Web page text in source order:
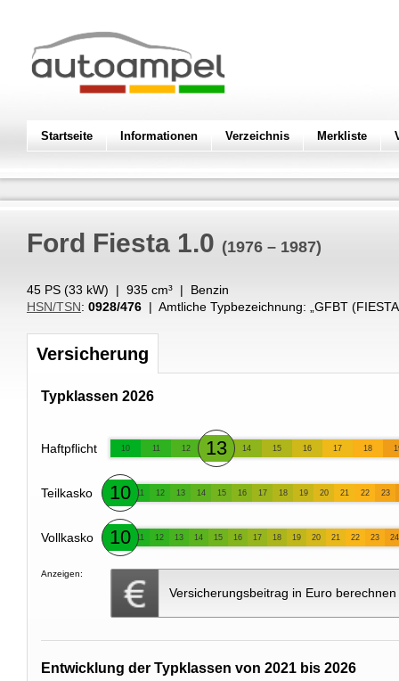
Startseite Informationen Verzeichnis Merkliste
Ford Fiesta 1.0 (1976 – 1987)
45 PS (33 kW) | 935 cm³ | Benzin
HSN/TSN: 0928/476 | Amtliche Typbezeichnung: „ GFBT
Versicherung
Typklassen 2026
Haftpflicht 10 11 12 13 14 15 16 17 18
Teilkasko 10 11 12 13 14 15 16 17 18 19 20 21 22 23
Vollkasko 10 11 12 13 14 15 16 17 18 19 20 21 22 23 24
Anzeigen:
Versicherungsbeitrag in Euro berechnen
Entwicklung der Typklassen von 2021 bis 2026